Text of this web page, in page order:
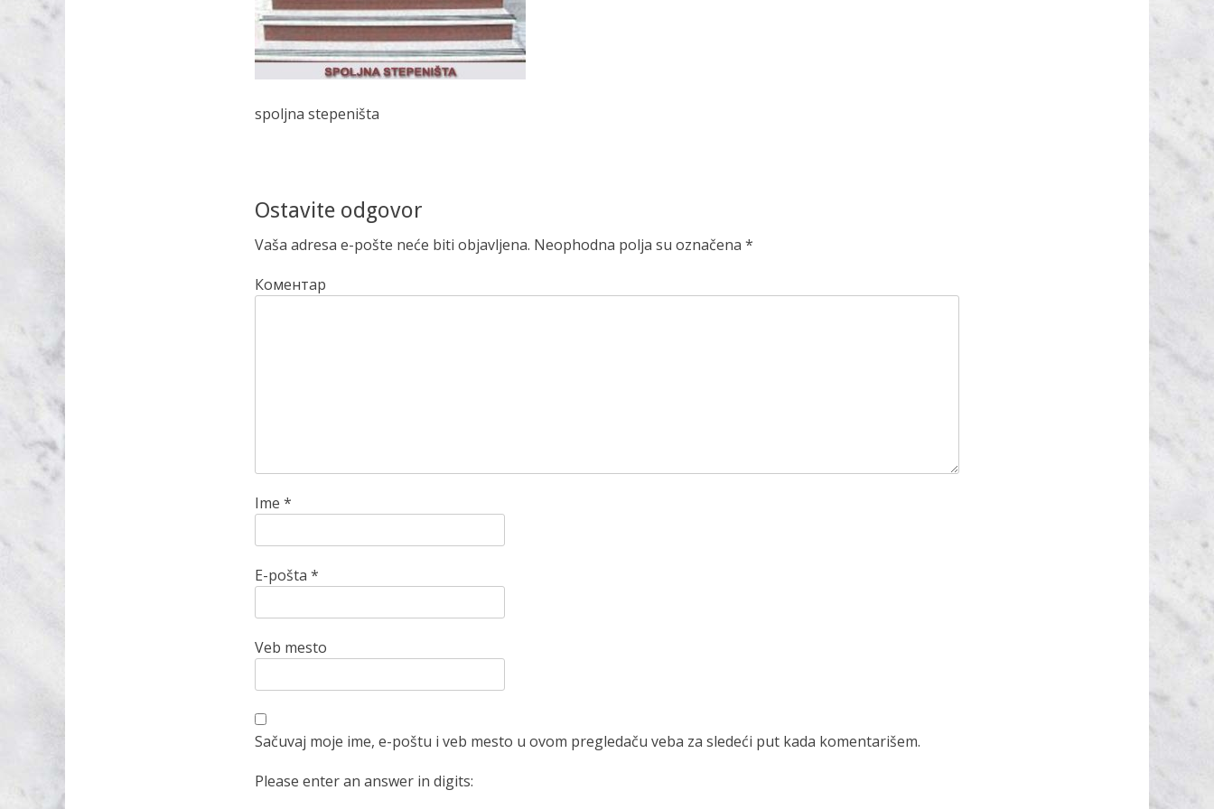
spoljna stepeništa
Ostavite odgovor
Vaša adresa e-pošte neće biti objavljena. Neophodna polja su označena *
Коментар
Ime *
E-pošta *
Veb mesto
Sačuvaj moje ime, e-poštu i veb mesto u ovom pregledaču veba za sledeći put kada komentarišem.
Please enter an answer in digits: